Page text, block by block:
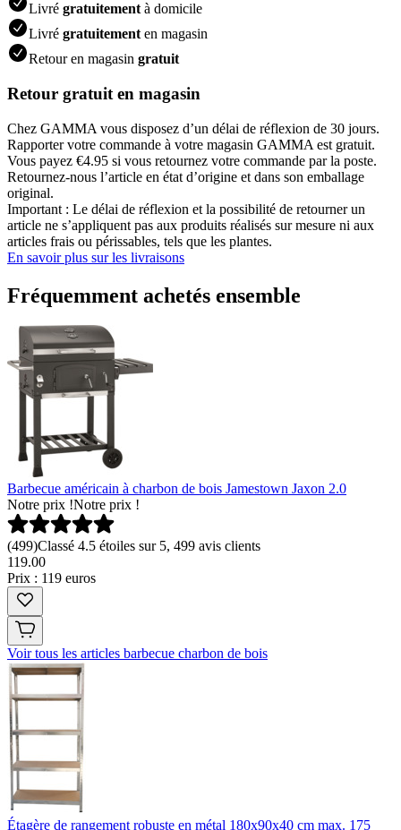
Livré gratuitement à domicile
Livré gratuitement en magasin
Retour en magasin gratuit
Retour gratuit en magasin
Chez GAMMA vous disposez d’un délai de réflexion de 30 jours.
Rapporter votre commande à votre magasin GAMMA est gratuit.
Vous payez €4.95 si vous retournez votre commande par la poste.
Retournez-nous l’article en état d’origine et dans son emballage
original.
Important : Le délai de réflexion et la possibilité de retourner un
article ne s’appliquent pas aux produits réalisés sur mesure ni aux
articles frais ou périssables, tels que les plantes.
En savoir plus sur les livraisons
Fréquemment achetés ensemble
Barbecue américain à charbon de bois Jamestown Jaxon 2.0
Notre prix !Notre prix !
(499)Classé 4.5 étoiles sur 5, 499 avis clients
119.00
Prix : 119 euros
Voir tous les articles barbecue charbon de bois
Étagère de rangement robuste en métal 180x90x40 cm max. 175